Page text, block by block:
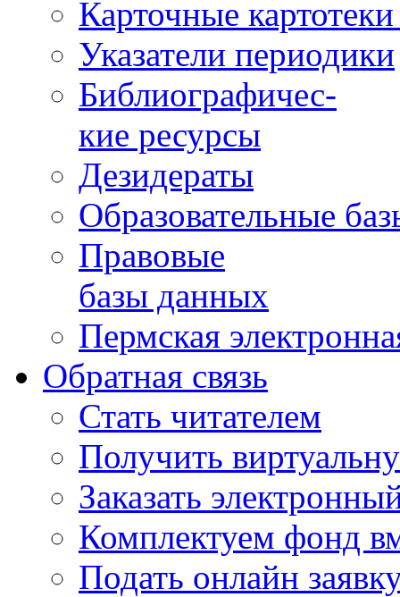
Карточные
Указатели периодики
Библиографичес-
кие ресурсы
Дезидераты
Образовательные
Правовые
базы данных
Пермская
Обратная связь
Стать читателем
Получить
Заказать
Комплектуем фонд
Подать онлайн